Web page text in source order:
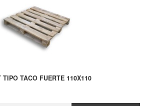
TIPO TACO FUERTE 110X110